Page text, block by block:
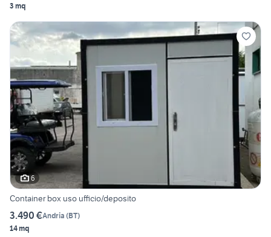
3 mq
6
Container box uso ufficio/deposito
3.490 €Andria (BT)
14 mq